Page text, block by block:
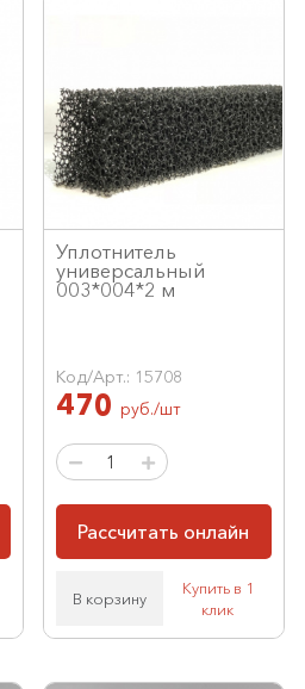
Уплотнитель
универсальный
003*004*2 м
Код/Арт.: 15708
470 руб./шт
Рассчитать онлайн
В корзину
Купить в 1
клик